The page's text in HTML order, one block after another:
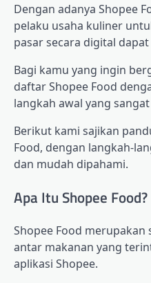
Dengan adanya Shopee
pelaku usaha kuliner
pasar secara digital
Bagi kamu yang ingin
daftar Shopee Food
langkah awal yang
Berikut kami sajikan
Food, dengan langkah-
dan mudah dipahami.
Apa Itu Shopee Food?
Shopee Food
antar makanan yang
aplikasi Shopee.